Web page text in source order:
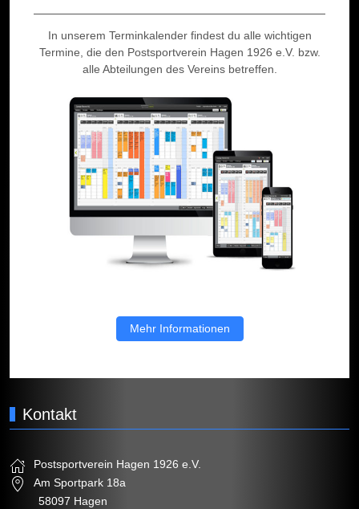
In unserem Terminkalender findest du alle wichtigen
Termine, die den Postsportverein Hagen 1926 e.V. bzw.
alle Abteilungen des Vereins betreffen.
Mehr Informationen
Kontakt
Postsportverein Hagen 1926 e.V.
Am Sportpark 18a
58097 Hagen